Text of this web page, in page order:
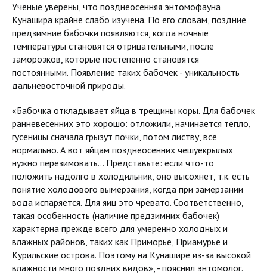
Учёные уверены, что позднеосенняя энтомофауна
Кунашира крайне слабо изучена. По его словам, поздние
предзимние бабочки появляются, когда ночные
температуры становятся отрицательными, после
заморозков, которые постепенно становятся
постоянными. Появление таких бабочек - уникальность
дальневосточной природы.
«Бабочка откладывает яйца в трещины коры. Для бабочек
ранневесенних это хорошо: отложили, начинается тепло,
гусеницы сначала грызут почки, потом листву, всё
нормально. А вот яйцам позднеосенних чешуекрылых
нужно перезимовать… Представьте: если что-то
положить надолго в холодильник, оно высохнет, т.к. есть
понятие холодового вымерзания, когда при замерзании
вода испаряется. Для яиц это чревато. Соответственно,
такая особенность (наличие предзимних бабочек)
характерна прежде всего для умеренно холодных и
влажных районов, таких как Приморье, Приамурье и
Курильские острова. Поэтому на Кунашире из-за высокой
влажности много поздних видов», - пояснил энтомолог.